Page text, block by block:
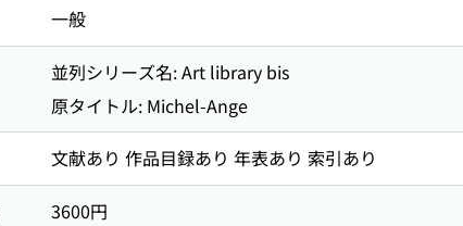
一般
並列シリーズ名: Art library bis
原タイトル: Michel-Ange
文献あり 作品目録あり 年表あり 索引あり
3600円